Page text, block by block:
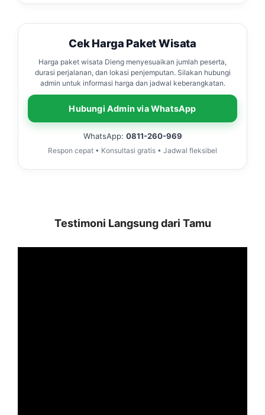
Cek Harga Paket Wisata
Harga paket wisata Dieng menyesuaikan jumlah peserta,
durasi perjalanan, dan lokasi penjemputan. Silakan hubungi
admin untuk informasi harga dan jadwal keberangkatan.
Hubungi Admin via WhatsApp
WhatsApp: 0811-260-969
Respon cepat • Konsultasi gratis • Jadwal fleksibel
Testimoni Langsung dari Tamu